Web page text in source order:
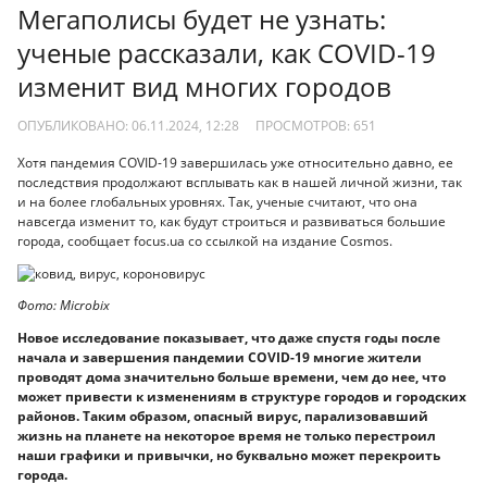
Мегаполисы будет не узнать:
ученые рассказали, как COVID-19
изменит вид многих городов
ОПУБЛИКОВАНО: 06.11.2024, 12:28 ПРОСМОТРОВ: 651
Хотя пандемия COVID-19 завершилась уже относительно давно, ее
последствия продолжают всплывать как в нашей личной жизни, так
и на более глобальных уровнях. Так, ученые считают, что она
навсегда изменит то, как будут строиться и развиваться большие
города, сообщает focus.ua со ссылкой на издание Cosmos.
Фото: Microbix
Новое исследование показывает, что даже спустя годы после
начала и завершения пандемии COVID-19 многие жители
проводят дома значительно больше времени, чем до нее, что
может привести к изменениям в структуре городов и городских
районов. Таким образом, опасный вирус, парализовавший
жизнь на планете на некоторое время не только перестроил
наши графики и привычки, но буквально может перекроить
города.